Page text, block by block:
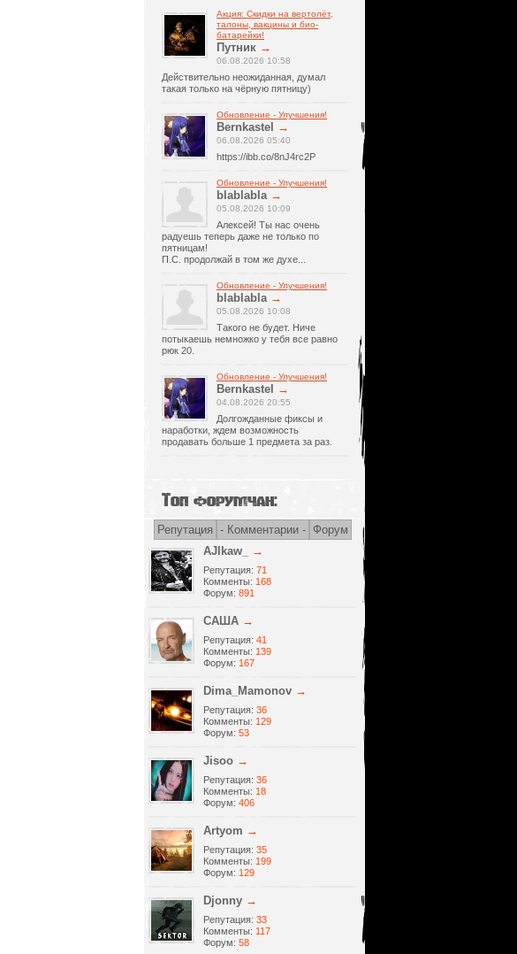
Акция: Скидки на вертолёт,
талоны, вакцины и био-
батарейки!
Путник →
06.08.2026 10:58
Действительно неожиданная, думал
такая только на чёрную пятницу)
Обновление - Улучшения!
Bernkastel →
06.08.2026 05:40
https://ibb.co/8nJ4rc2P
Обновление - Улучшения!
blablabla →
05.08.2026 10:09
Алексей! Ты нас очень
радуешь теперь даже не только по
пятницам!
П.С. продолжай в том же духе...
Обновление - Улучшения!
blablabla →
05.08.2026 10:08
Такого не будет. Ниче
потыкаешь немножко у тебя все равно
рюк 20.
Обновление - Улучшения!
Bernkastel →
04.08.2026 20:55
Долгожданные фиксы и
наработки, ждем возможность
продавать больше 1 предмета за раз.
Топ форумчан:
Репутация - Комментарии - Форум
AJlkaw_
→
Репутация: 71
Комменты: 168
Форум: 891
САША →
Репутация: 41
Комменты: 139
Форум: 167
Dima_Mamonov →
Репутация: 36
Комменты: 129
Форум: 53
Jisoo →
Репутация: 36
Комменты: 18
Форум: 406
Artyom →
Репутация: 35
Комменты: 199
Форум: 129
Djonny →
Репутация: 33
Комменты: 117
Форум: 58